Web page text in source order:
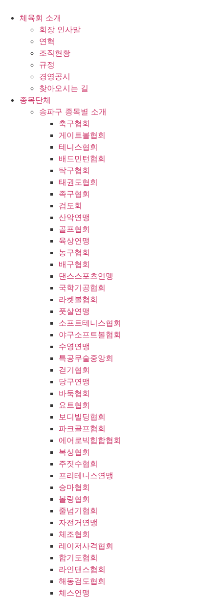
체육회 소개
회장 인사말
연혁
조직현황
규정
경영공시
찾아오시는 길
종목단체
송파구 종목별 소개
축구협회
게이트볼협회
테니스협회
배드민턴협회
탁구협회
태권도협회
족구협회
검도회
산악연맹
골프협회
육상연맹
농구협회
배구협회
댄스스포츠연맹
국학기공협회
라켓볼협회
풋살연맹
소프트테니스협회
야구소프트볼협회
수영연맹
특공무술중앙회
걷기협회
당구연맹
바둑협회
요트협회
보디빌딩협회
파크골프협회
에어로빅힙합협회
복싱협회
주짓수협회
프리테니스연맹
승마협회
볼링협회
줄넘기협회
자전거연맹
체조협회
레이저사격협회
합기도협회
라인댄스협회
해동검도협회
체스연맹